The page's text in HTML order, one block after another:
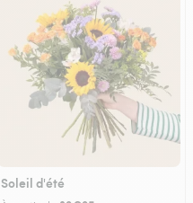
Soleil d'été